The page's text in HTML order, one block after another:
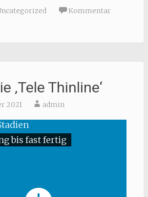
Kommentar
‚Tele Thinline‘
2021 admin
bis fast fertig